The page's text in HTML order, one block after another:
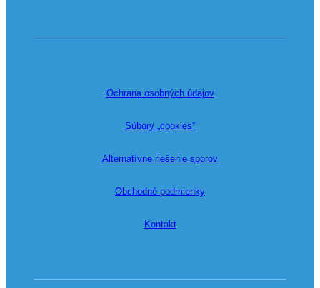
Ochrana osobných údajov
Súbory „cookies“
Alternatívne riešenie sporov
Obchodné podmienky
Kontakt